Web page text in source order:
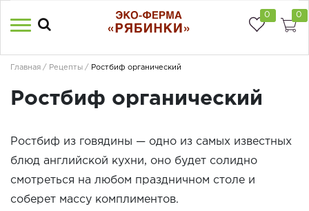
0 0
Главная Рецепты Ростбиф органический
Ростбиф органический
Ростбиф из говядины — одно из самых известных
блюд английской кухни, оно будет солидно
смотреться на любом праздничном столе и
соберет массу комплиментов.